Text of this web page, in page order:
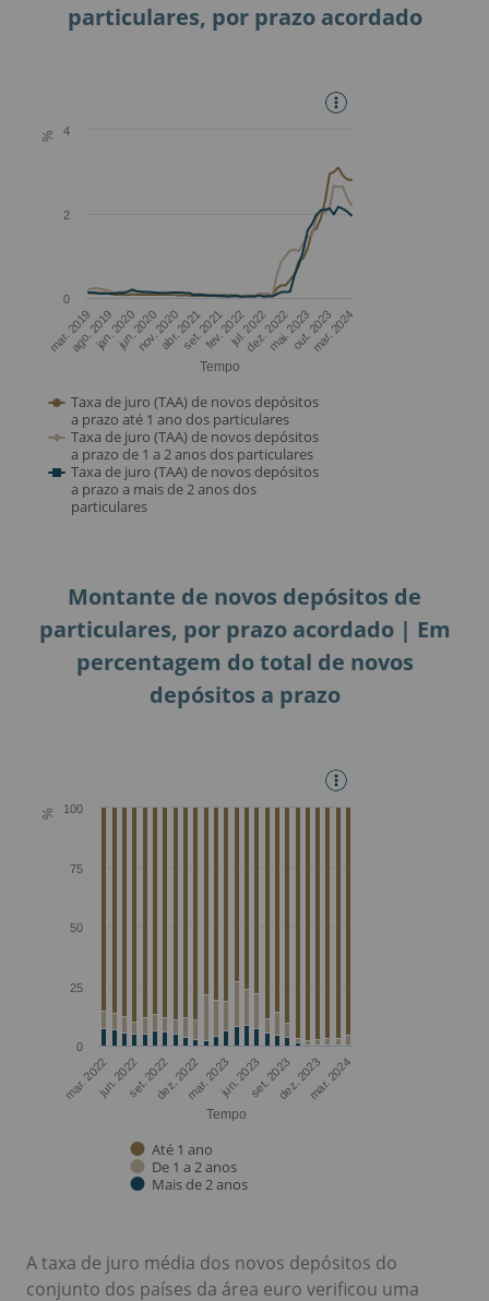
particulares, por prazo acordado
Montante de novos depósitos de
particulares, por prazo acordado | Em
percentagem do total de novos
depósitos a prazo
A taxa de juro média dos novos depósitos do
conjunto dos países da área euro verificou uma